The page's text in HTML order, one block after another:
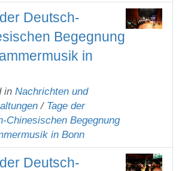
Deutsch-
Begegnung
in
in Nachrichten und
/ Tage der
Chinesischen Begegnung
in Bonn
Deutsch-